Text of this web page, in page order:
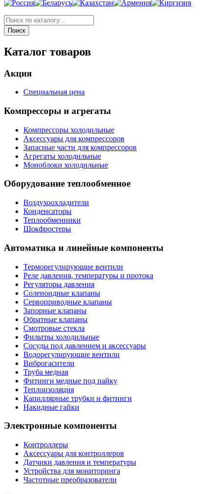
Каталог товаров
Акция
Специальная цена
Компрессоры и агрегаты
Компрессоры холодильные
Аксессуары для компрессоров
Запасные части для компрессоров
Агрегаты холодильные
Моноблоки холодильные
Оборудование теплообменное
Воздухоохладители
Конденсаторы
Теплообменники
Шокфростеры
Автоматика и линейные компоненты
Терморегулирующие вентили
Реле давления, температуры и протока
Регуляторы давления
Соленоидные клапаны
Сервоприводные клапаны
Запорные клапаны
Обратные клапаны
Смотровые стекла
Фильтры холодильные
Сосуды под давлением и аксессуары
Водорегулирующие вентили
Виброгасители
Труба медная
Фитинги медные под пайку
Теплоизоляция
Капиллярные трубки и фитинги
Накидные гайки
Электронные компоненты
Контроллеры
Аксессуары для контроллеров
Датчики давления и температуры
Устройства для мониторинга
Частотные преобразователи